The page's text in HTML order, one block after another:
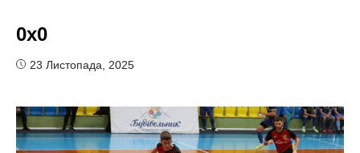
0x0
23 Листопада, 2025